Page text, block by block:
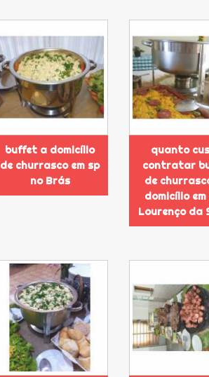
buffet a domicílio
de churrasco em sp
no Brás
quanto
contratar
de
domicílio em
Lourenço da